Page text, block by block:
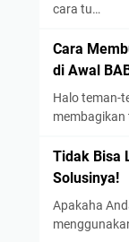
cara tu…
Cara
di Awal
Halo teman-
Tidak Bisa
Solusinya!
Apakaha